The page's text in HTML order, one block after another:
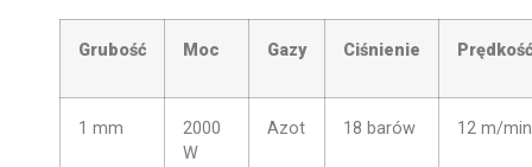
Grubość Moc Gazy Ciśnienie Prędkość
1 mm
2000
W
Azot 18 barów 12 m/min